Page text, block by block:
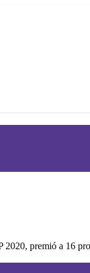
premió a 16